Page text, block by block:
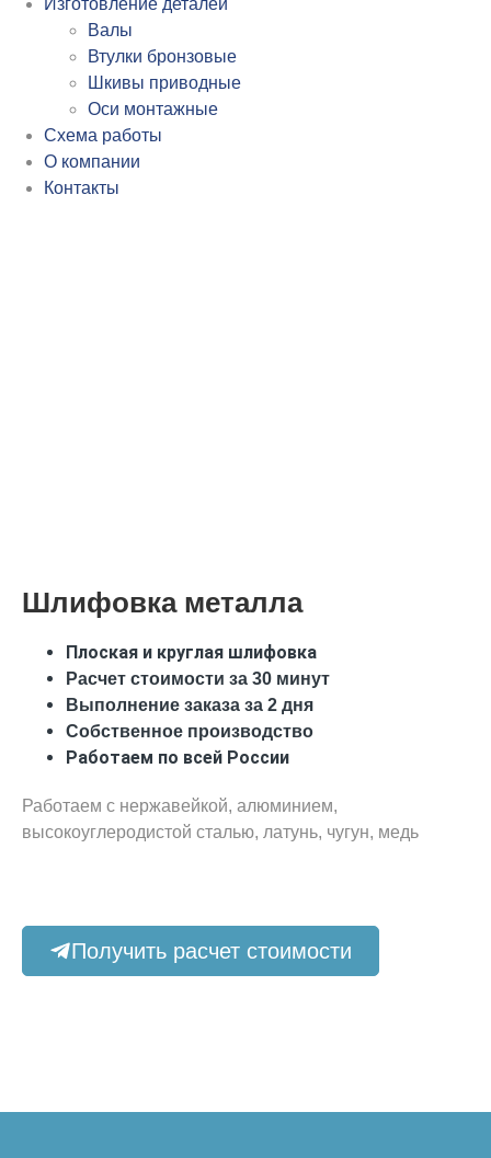
Изготовление деталей
Валы
Втулки бронзовые
Шкивы приводные
Оси монтажные
Схема работы
О компании
Контакты
Шлифовка металла
Плоская и круглая шлифовка
Расчет стоимости за 30 минут
Выполнение заказа за 2 дня
Собственное производство
Работаем по всей России
Работаем с нержавейкой, алюминием,
высокоуглеродистой сталью, латунь, чугун, медь
Получить расчет стоимости